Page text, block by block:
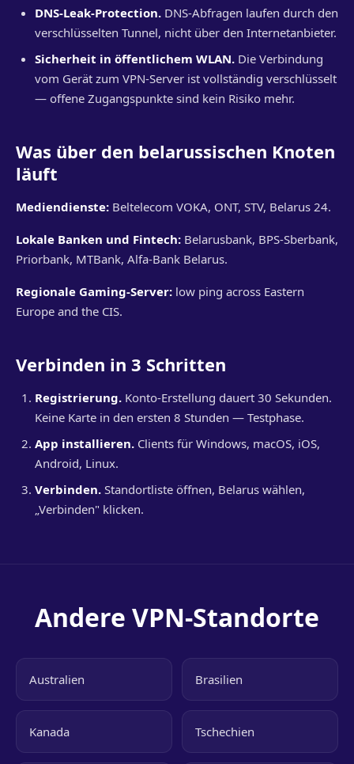
DNS-Leak-Protection. DNS-Abfragen laufen durch den
verschlüsselten Tunnel, nicht über den Internetanbieter.
Sicherheit in öffentlichem WLAN. Die Verbindung
vom Gerät zum VPN-Server ist vollständig verschlüsselt
— offene Zugangspunkte sind kein Risiko mehr.
Was über den belarussischen Knoten
läuft
Mediendienste: Beltelecom VOKA, ONT, STV, Belarus 24.
Lokale Banken und Fintech: Belarusbank, BPS-Sberbank,
Priorbank, MTBank, Alfa-Bank Belarus.
Regionale Gaming-Server: low ping across Eastern
Europe and the CIS.
Verbinden in 3 Schritten
Registrierung. Konto-Erstellung dauert 30 Sekunden.
Keine Karte in den ersten 8 Stunden — Testphase.
App installieren. Clients für Windows, macOS, iOS,
Android, Linux.
Verbinden. Standortliste öffnen, Belarus wählen,
„Verbinden" klicken.
Andere VPN-Standorte
Australien Brasilien
Kanada Tschechien